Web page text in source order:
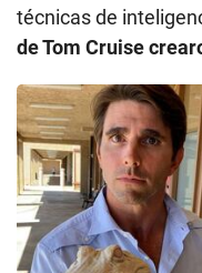
técnicas de
de Tom Cruise